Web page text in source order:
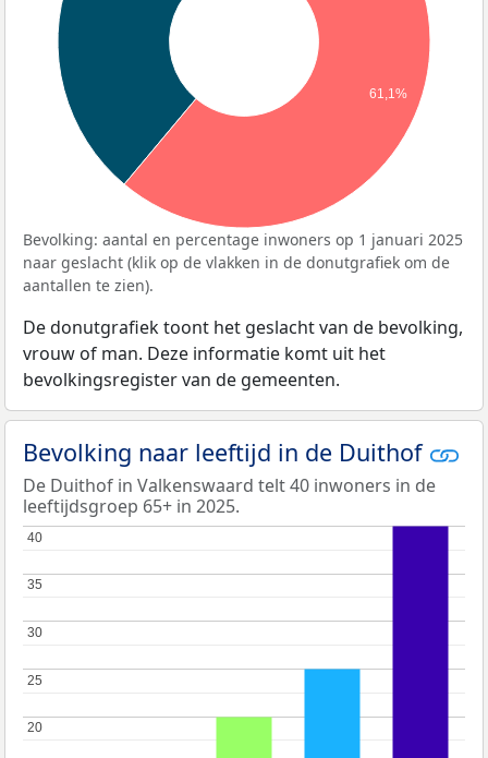
61,1%
Bevolking: aantal en percentage inwoners op 1 januari 2025
naar geslacht (klik op de vlakken in de donutgrafiek om de
aantallen te zien).
De donutgrafiek toont het geslacht van de bevolking,
vrouw of man. Deze informatie komt uit het
bevolkingsregister van de gemeenten.
Bevolking naar leeftijd in de Duithof
De Duithof in Valkenswaard telt 40 inwoners in de
leeftijdsgroep 65+ in 2025.
20
20
25
25
30
30
35
35
40
40